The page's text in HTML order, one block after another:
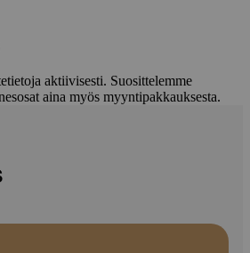
aktiivisesti. Suosittelemme
aina myös myyntipakkauksesta.